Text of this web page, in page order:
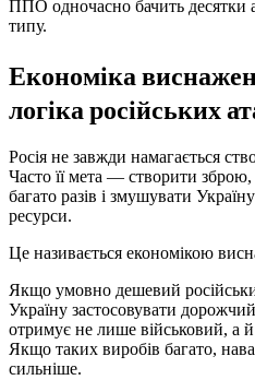
ППО одночасно бачить десятки
типу.
Економіка
логіка російських
Росія не завжди намагається
Часто її мета — створити
багато разів і змушувати
ресурси.
Це називається економікою
Якщо умовно дешевий
Україну застосовувати
отримує не лише військовий, а
Якщо таких виробів багато,
сильніше.